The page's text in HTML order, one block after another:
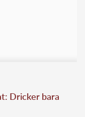
Dricker bara